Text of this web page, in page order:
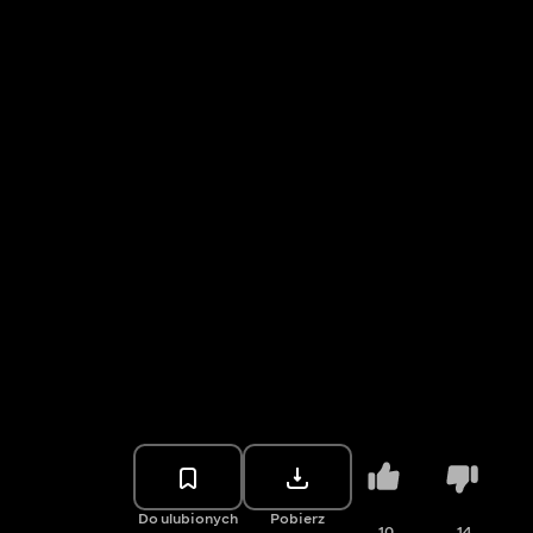
Do ulubionych Pobierz